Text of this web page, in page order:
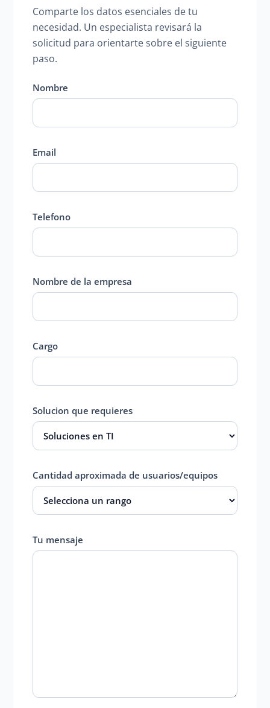
Comparte los datos esenciales de tu
necesidad. Un especialista revisará la
solicitud para orientarte sobre el siguiente
paso.
Nombre
Email
Telefono
Nombre de la empresa
Cargo
Solucion que requieres
Cantidad aproximada de usuarios/equipos
Tu mensaje